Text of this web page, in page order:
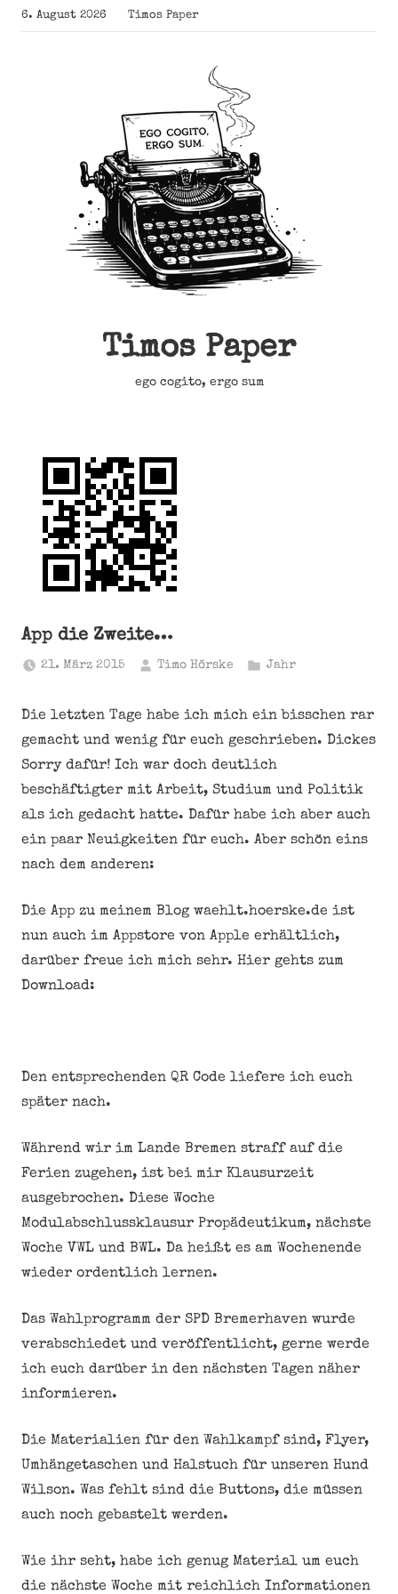
Zum
Inhalt
6. August 2026 Timos Paper
Timos Paper
ego cogito, ergo sum
App die Zweite…
21. März 2015 Timo Hörske Jahr
Die letzten Tage habe ich mich ein bisschen rar
gemacht und wenig für euch geschrieben. Dickes
Sorry dafür! Ich war doch deutlich
beschäftigter mit Arbeit, Studium und Politik
als ich gedacht hatte. Dafür habe ich aber auch
ein paar Neuigkeiten für euch. Aber schön eins
nach dem anderen:
Die App zu meinem Blog waehlt.hoerske.de ist
nun auch im Appstore von Apple erhältlich,
darüber freue ich mich sehr. Hier gehts zum
Download:
Den entsprechenden QR Code liefere ich euch
später nach.
Während wir im Lande Bremen straff auf die
Ferien zugehen, ist bei mir Klausurzeit
ausgebrochen. Diese Woche
Modulabschlussklausur Propädeutikum, nächste
Woche VWL und BWL. Da heißt es am Wochenende
wieder ordentlich lernen.
Das Wahlprogramm der SPD Bremerhaven wurde
verabschiedet und veröffentlicht, gerne werde
ich euch darüber in den nächsten Tagen näher
informieren.
Die Materialien für den Wahlkampf sind, Flyer,
Umhängetaschen und Halstuch für unseren Hund
Wilson. Was fehlt sind die Buttons, die müssen
auch noch gebastelt werden.
Wie ihr seht, habe ich genug Material um euch
die nächste Woche mit reichlich Informationen